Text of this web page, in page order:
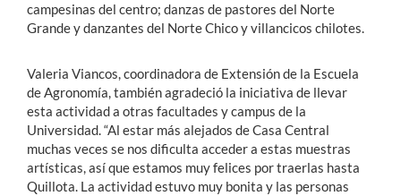
campesinas del centro; danzas de pastores del Norte
Grande y danzantes del Norte Chico y villancicos chilotes.
Valeria Viancos, coordinadora de Extensión de la Escuela
de Agronomía, también agradeció la iniciativa de llevar
esta actividad a otras facultades y campus de la
Universidad. “Al estar más alejados de Casa Central
muchas veces se nos dificulta acceder a estas muestras
artísticas, así que estamos muy felices por traerlas hasta
Quillota. La actividad estuvo muy bonita y las personas